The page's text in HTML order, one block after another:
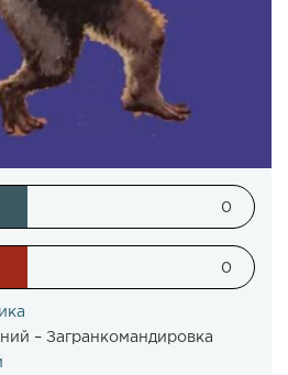
0
0
– Загранкомандировка